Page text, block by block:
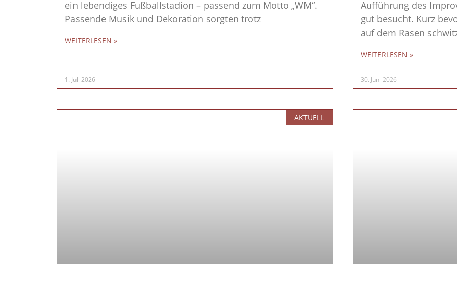
ein lebendiges Fußballstadion – passend zum Motto „WM“.
Passende Musik und Dekoration sorgten trotz
WEITERLESEN »
1. Juli 2026
Aufführung des
gut besucht. Kurz
auf dem Rasen
WEITERLESEN »
30. Juni 2026
AKTUELL